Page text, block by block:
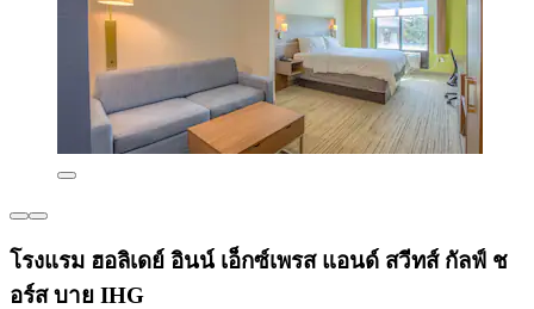
โรงแรม ฮอลิเดย์ อินน์ เอ็กซ์เพรส แอนด์ สวีทส์ กัลฟ์ ช
อร์ส บาย IHG